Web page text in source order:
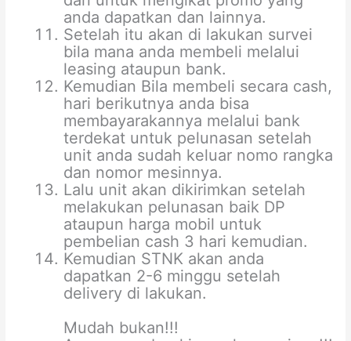
anda dapatkan dan lainnya.
Setelah itu akan di lakukan survei
bila mana anda membeli melalui
leasing ataupun bank.
Kemudian Bila membeli secara cash,
hari berikutnya anda bisa
membayarakannya melalui bank
terdekat untuk pelunasan setelah
unit anda sudah keluar nomo rangka
dan nomor mesinnya.
Lalu unit akan dikirimkan setelah
melakukan pelunasan baik DP
ataupun harga mobil untuk
pembelian cash 3 hari kemudian.
Kemudian STNK akan anda
dapatkan 2-6 minggu setelah
delivery di lakukan.
Mudah bukan!!!